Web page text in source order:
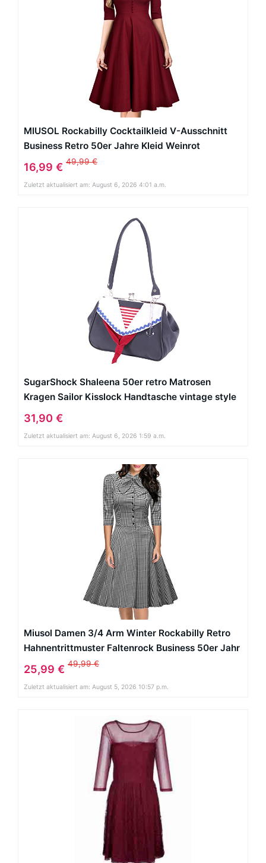
MIUSOL Rockabilly Cocktailkleid V-Ausschnitt
Business Retro 50er Jahre Kleid Weinrot
16,99 € 49,99 €
Zuletzt aktualisiert am: August 6, 2026 4:01 a.m.
SugarShock Shaleena 50er retro Matrosen
Kragen Sailor Kisslock Handtasche vintage style
Tasche
31,90 €
Zuletzt aktualisiert am: August 6, 2026 1:59 a.m.
Miusol Damen 3/4 Arm Winter Rockabilly Retro
Hahnentrittmuster Faltenrock Business 50er Jahr
Kleider Gr.S
25,99 € 49,99 €
Zuletzt aktualisiert am: August 5, 2026 10:57 p.m.